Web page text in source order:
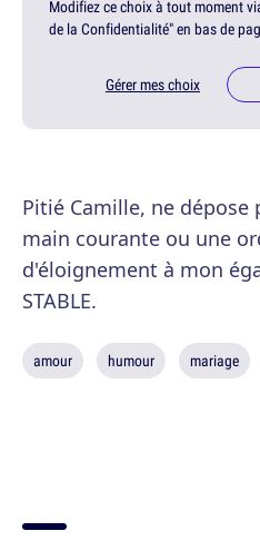
Modifiez ce choix à tout moment
de la Confidentialité" en bas de
Gérer mes choix
Pitié Camille, ne dépose
main courante ou une
d'éloignement à mon
STABLE.
amour humour mariage